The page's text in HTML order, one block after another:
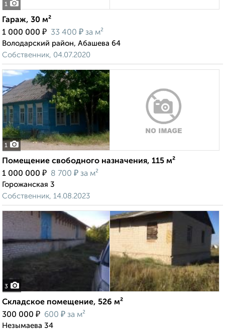
1
Гараж, 30 м²
1 000 000 ₽ 33 400 ₽ за м²
Володарский район, Абашева 64
Собственник, 04.07.2020
1
Помещение свободного назначения, 115 м²
1 000 000 ₽ 8 700 ₽ за м²
Горожанская 3
Собственник, 14.08.2023
3
Складское помещение, 526 м²
300 000 ₽ 600 ₽ за м²
Незымаева 34